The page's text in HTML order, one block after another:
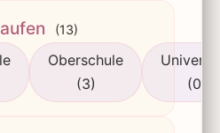
(13)
Oberschule
(3)
(0)